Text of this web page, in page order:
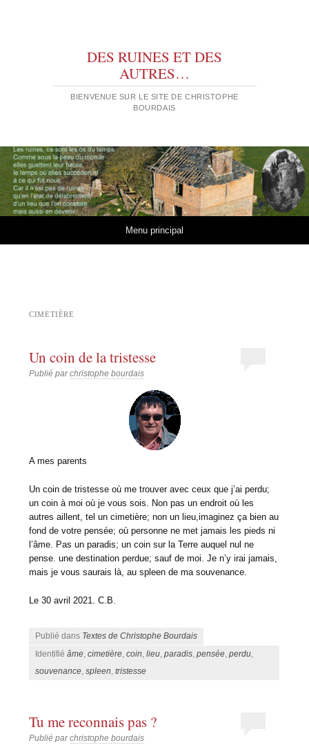
DES RUINES ET DES
AUTRES…
BIENVENUE SUR LE SITE DE CHRISTOPHE
BOURDAIS
Menu principal
CIMETIÈRE
Un coin de la tristesse
Publié parchristophe bourdais
A mes parents
Un coin de tristesse où me trouver avec ceux que j’ai perdu;
un coin à moi où je vous sois. Non pas un endroit où les
autres aillent, tel un cimetière; non un lieu,imaginez ça bien au
fond de votre pensée; où personne ne met jamais les pieds ni
l’âme. Pas un paradis; un coin sur la Terre auquel nul ne
pense. une destination perdue; sauf de moi. Je n’y irai jamais,
mais je vous saurais là, au spleen de ma souvenance.
Le 30 avril 2021. C.B.
Publié dans Textes de Christophe Bourdais
Identifiéâme ,cimetière ,coin ,lieu ,paradis ,pensée ,perdu
souvenance ,spleen ,tristesse
Tu me reconnais pas ?
Publié parchristophe bourdais